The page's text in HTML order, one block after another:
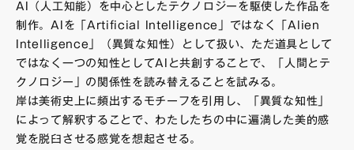
AI（人工知能）を中心としたテクノロジーを駆使した作品を
制作。AIを「Artificial Intelligence」ではなく「Alien
Intelligence」（異質な知性）として扱い、ただ道具として
ではなく一つの知性としてAIと共創することで、「人間とテ
クノロジー」の関係性を読み替えることを試みる。
岸は美術史上に頻出するモチーフを引用し、「異質な知性」
によって解釈することで、わたしたちの中に遍満した美的感
覚を脱臼させる感覚を想起させる。